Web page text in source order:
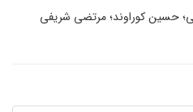
حسین کوراوند؛ مرتضی شریفی